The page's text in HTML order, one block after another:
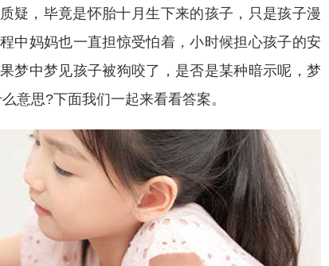
疑，毕竟是怀胎十月生下来的孩子，只是孩子漫
中妈妈也一直担惊受怕着，小时候担心孩子的安
梦中梦见孩子被狗咬了，是否是某种暗示呢，梦
意思?下面我们一起来看看答案。